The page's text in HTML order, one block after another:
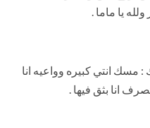
يا ماما .
انتي كبيره وواعيه انا
انا بثق فيها .